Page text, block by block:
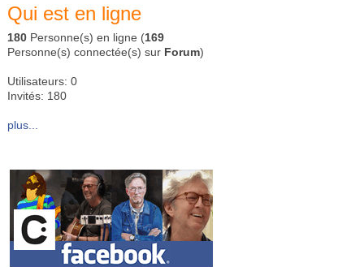
Qui est en ligne
180 Personne(s) en ligne (169
Personne(s) connectée(s) sur Forum)
Utilisateurs: 0
Invités: 180
plus...